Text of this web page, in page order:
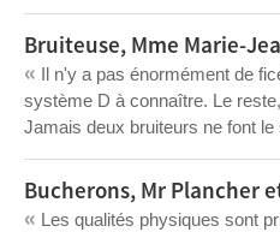
Bruiteuse, Mme Marie-
« Il n'y a pas énormément de
système D à connaître. Le
Jamais deux bruiteurs ne font
Bucherons, Mr Plancher
« Les qualités physiques sont